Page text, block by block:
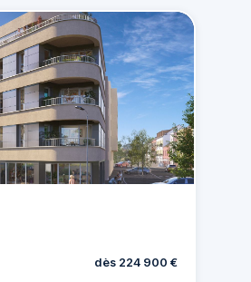
dès 224 900 €